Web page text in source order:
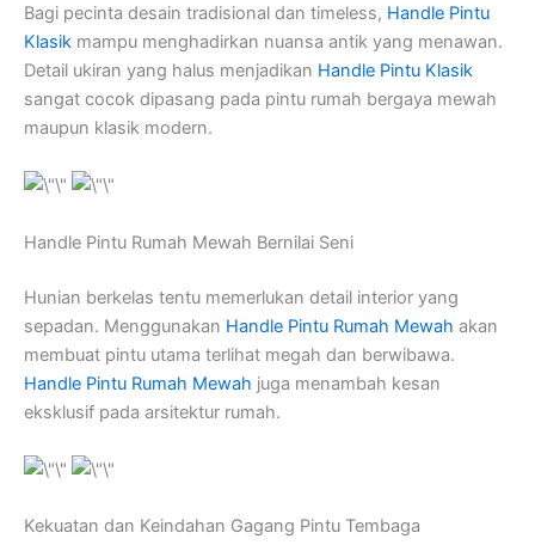
Bagi pecinta desain tradisional dan timeless, Handle Pintu
Klasik mampu menghadirkan nuansa antik yang menawan.
Detail ukiran yang halus menjadikan Handle Pintu Klasik
sangat cocok dipasang pada pintu rumah bergaya mewah
maupun klasik modern.
Handle Pintu Rumah Mewah Bernilai Seni
Hunian berkelas tentu memerlukan detail interior yang
sepadan. Menggunakan Handle Pintu Rumah Mewah akan
membuat pintu utama terlihat megah dan berwibawa.
Handle Pintu Rumah Mewah juga menambah kesan
eksklusif pada arsitektur rumah.
Kekuatan dan Keindahan Gagang Pintu Tembaga